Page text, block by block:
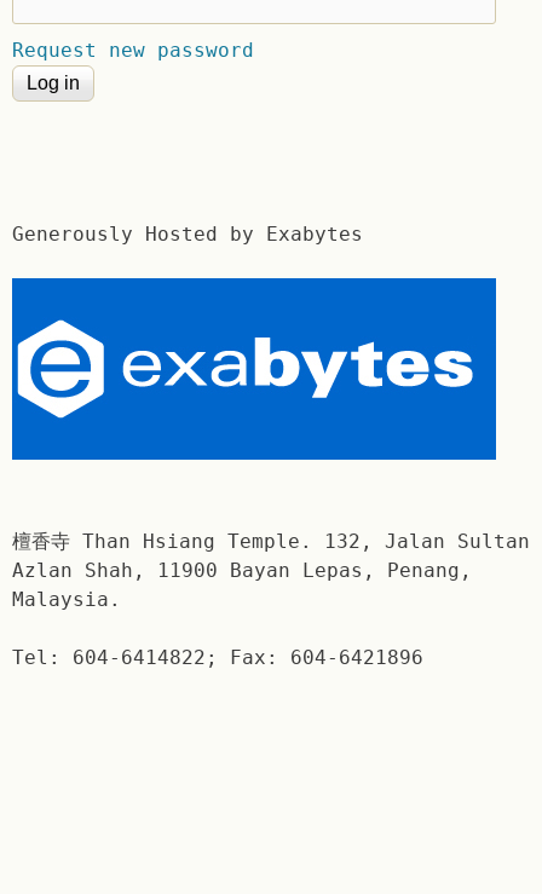
Request new password
Generously Hosted by Exabytes
檀香寺 Than Hsiang Temple. 132, Jalan Sultan
Azlan Shah, 11900 Bayan Lepas, Penang,
Malaysia.
Tel: 604-6414822; Fax: 604-6421896